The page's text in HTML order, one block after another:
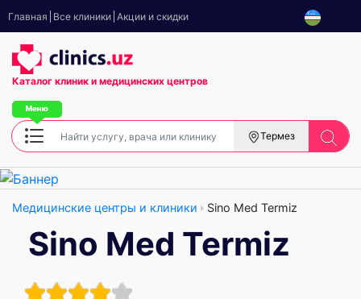
Главная Все клиники Акции и скидки
Каталог клиник и медицинских центров
Термез
Медицинские центры и клиники Sino Med Termiz
Sino Med Termiz